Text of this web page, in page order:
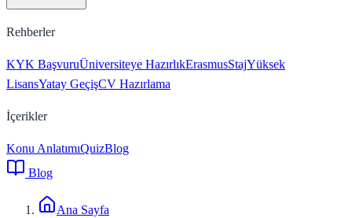
Rehberler
KYK BaşvuruÜniversiteye HazırlıkErasmusStajYüksek
LisansYatay GeçişCV Hazırlama
İçerikler
Konu AnlatımıQuizBlog
Blog
Ana Sayfa